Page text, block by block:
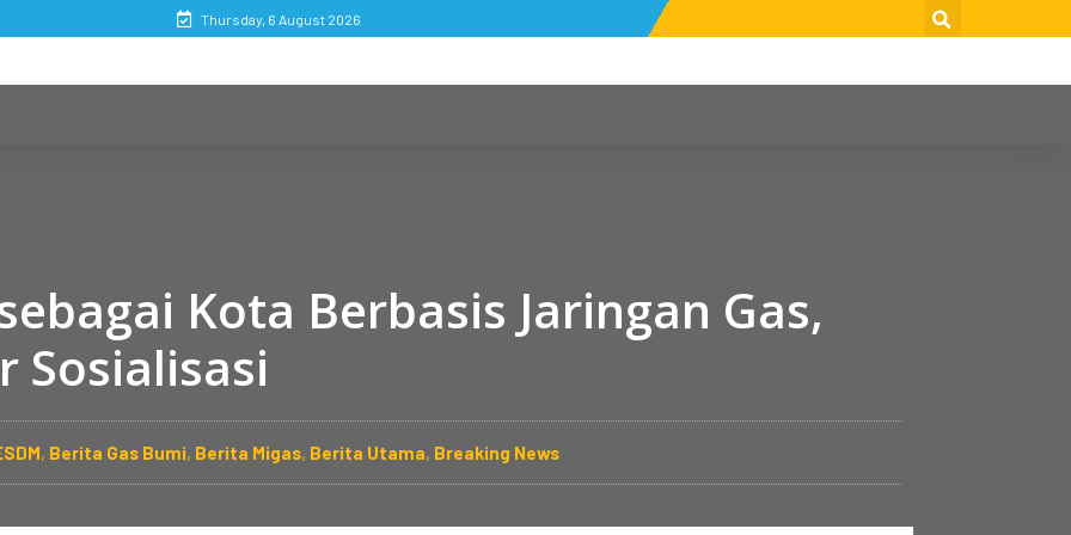
Thursday, 6 August 2026
Kota Berbasis Jaringan Gas,
Sosialisasi
, Berita Gas Bumi, Berita Migas, Berita Utama, Breaking News